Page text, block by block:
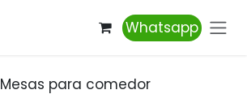
Whatsapp
Mesas para comedor